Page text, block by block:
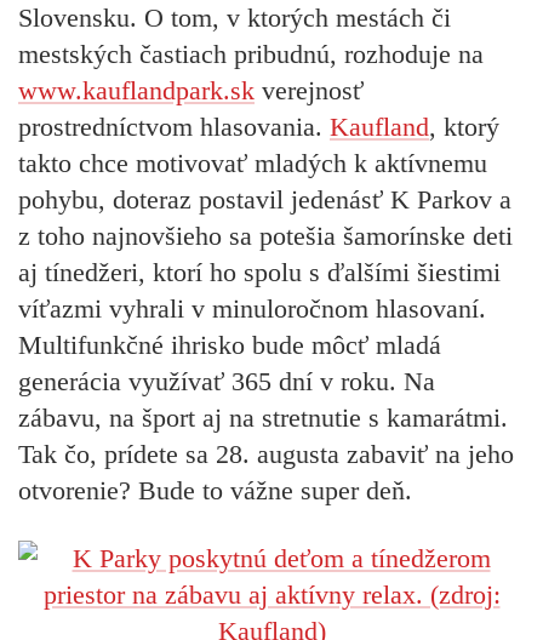
Slovensku. O tom, v ktorých mestách či
mestských častiach pribudnú, rozhoduje na
www.kauflandpark.sk verejnosť
prostredníctvom hlasovania. Kaufland, ktorý
takto chce motivovať mladých k aktívnemu
pohybu, doteraz postavil jedenásť K Parkov a
z toho najnovšieho sa potešia šamorínske deti
aj tínedžeri, ktorí ho spolu s ďalšími šiestimi
víťazmi vyhrali v minuloročnom hlasovaní.
Multifunkčné ihrisko bude môcť mladá
generácia využívať 365 dní v roku. Na
zábavu, na šport aj na stretnutie s kamarátmi.
Tak čo, prídete sa 28. augusta zabaviť na jeho
otvorenie? Bude to vážne super deň.